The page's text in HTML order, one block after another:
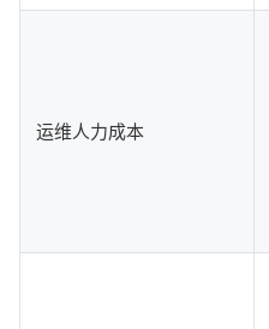
运维人力成本